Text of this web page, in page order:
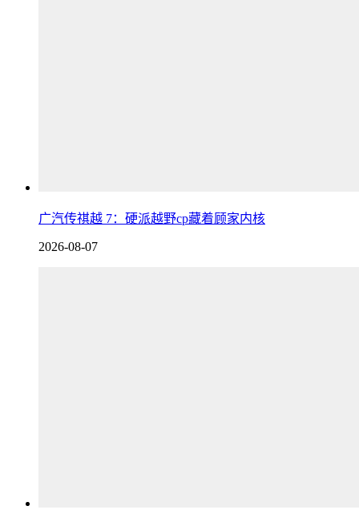
广汽传祺越 7：硬派越野cp藏着顾家内核
2026-08-07